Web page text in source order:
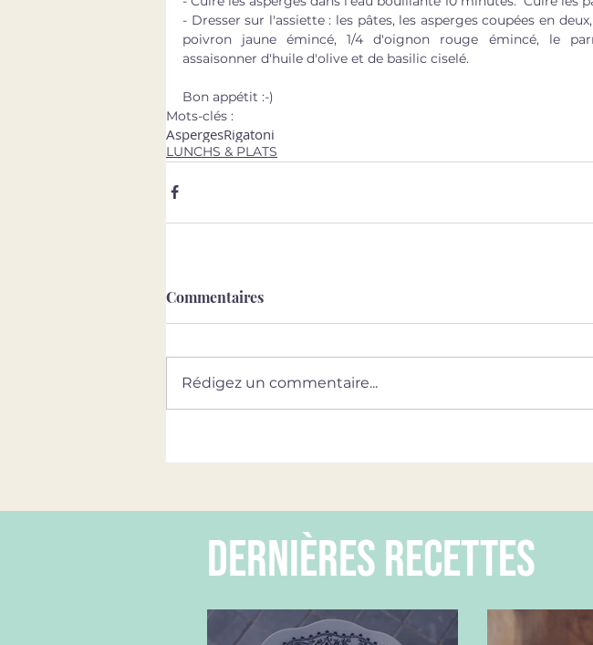
- Dresser sur l'assiette : les pâtes, les asperges coupées en
poivron jaune émincé, 1/4 d'oignon rouge émincé, le
assaisonner d'huile d'olive et de basilic ciselé.
Bon appétit :-)
Mots-clés :
AspergesRigatoni
LUNCHS & PLATS
Commentaires
Rédigez un commentaire...
dernières recettes